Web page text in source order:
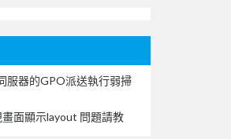
服器的GPO派送執行弱掃
面顯示layout 問題請教